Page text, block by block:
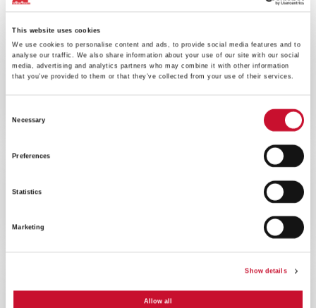
This website uses cookies
We use cookies to personalise content and ads, to provide social media features and to
analyse our traffic. We also share information about your use of our site with our social
media, advertising and analytics partners who may combine it with other information
that you’ve provided to them or that they’ve collected from your use of their services.
Necessary
Preferences
Statistics
Marketing
Show details
Allow all
CATÁLOGOS ENERGY